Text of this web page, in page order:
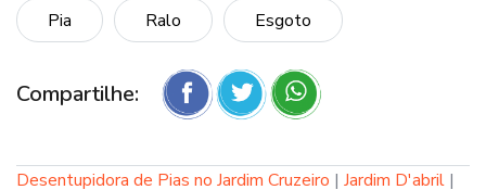
Pia Ralo Esgoto
Compartilhe:
Desentupidora de Pias no Jardim Cruzeiro | Jardim D'abril |